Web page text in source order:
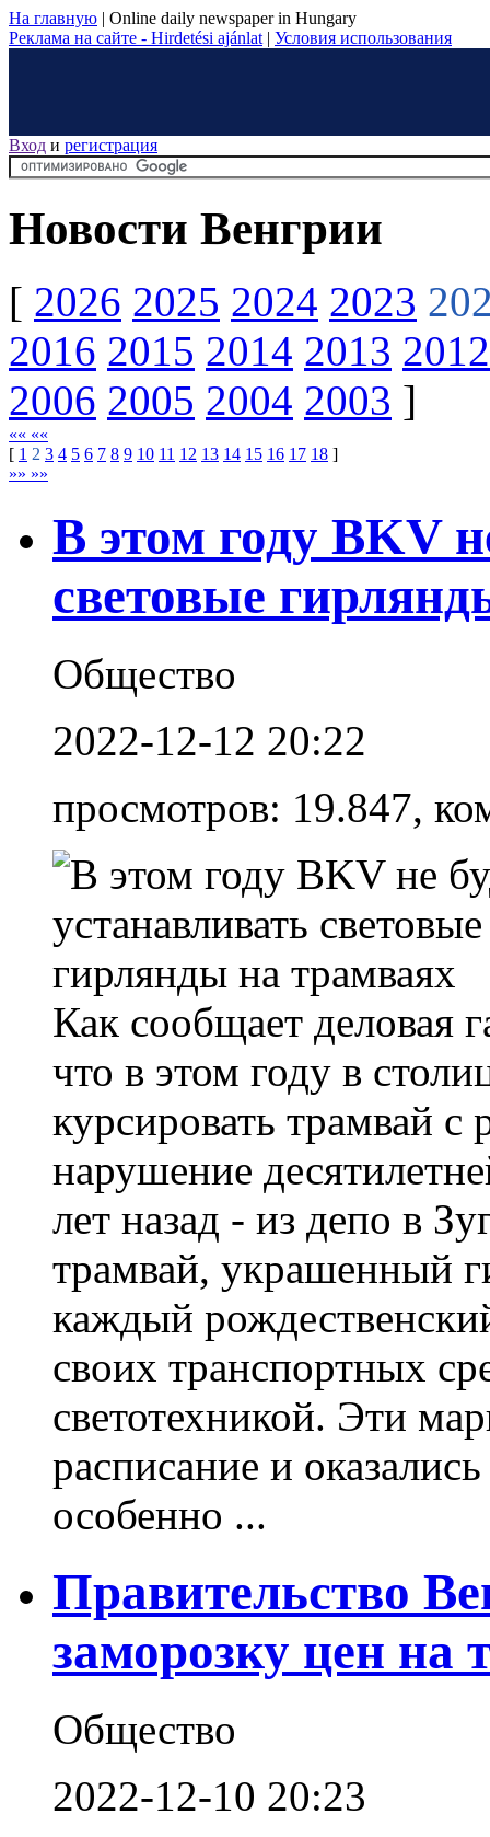
На главную | Online daily newspaper in Hungary
Реклама на сайте - Hirdetési ajánlat | Условия использования
Вход и регистрация
Новости Венгрии
[ 2026 2025 2024 2023
2016 2015 2014 2013 2012
2006 2005 2004 2003 ]
«« ««
[ 1 2 3 4 5 6 7 8 9 10 11 12 13 14 15 16 17 18 ]
»» »»
В этом году BKV
световые
Общество
2022-12-12 20:22
просмотров: 19.847,
Как сообщает деловая
что в этом году в
курсировать трамвай с
нарушение
лет назад - из депо в
трамвай, украшенный
каждый
своих транспортных
светотехникой. Эти
расписание и
особенно ...
Правительство
заморозку цен на
Общество
2022-12-10 20:23